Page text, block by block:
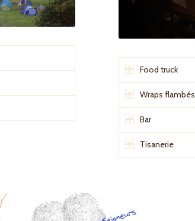
Food truck
Wraps flambés
Bar
Tisanerie